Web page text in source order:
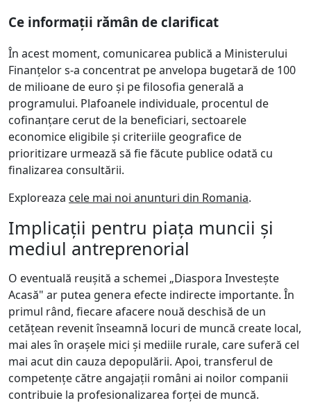
Ce informații rămân de clarificat
În acest moment, comunicarea publică a Ministerului
Finanțelor s-a concentrat pe anvelopa bugetară de 100
de milioane de euro și pe filosofia generală a
programului. Plafoanele individuale, procentul de
cofinanțare cerut de la beneficiari, sectoarele
economice eligibile și criteriile geografice de
prioritizare urmează să fie făcute publice odată cu
finalizarea consultării.
Exploreaza cele mai noi anunturi din Romania.
Implicații pentru piața muncii și
mediul antreprenorial
O eventuală reușită a schemei „Diaspora Investește
Acasă" ar putea genera efecte indirecte importante. În
primul rând, fiecare afacere nouă deschisă de un
cetățean revenit înseamnă locuri de muncă create local,
mai ales în orașele mici și mediile rurale, care suferă cel
mai acut din cauza depopulării. Apoi, transferul de
competențe către angajații români ai noilor companii
contribuie la profesionalizarea forței de muncă.